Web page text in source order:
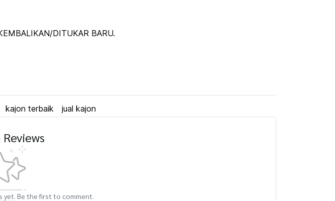
DITUKAR BARU.
kajon terbaik jual kajon
yet. Be the first to comment.